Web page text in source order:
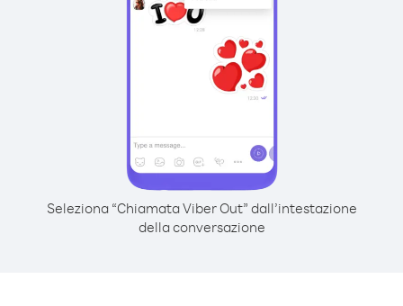
Seleziona “Chiamata Viber Out” dall’intestazione
della conversazione